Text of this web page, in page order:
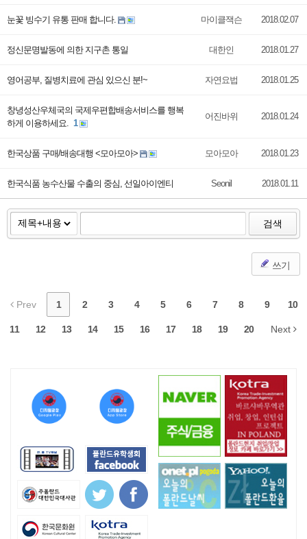
눈꽃 빙수기 유통 판매 합니다. 마이클잭슨 2018.02.07
정신문명발동에 의한 지구촌 통일 대한인 2018.01.27
영어공부, 질병치료에 관심 있으신 분!~ 자연요법 2018.01.25
창녕성산우체국의 국제우편합배송서비스를 행복
하게 이용하세요. 1
어진바위 2018.01.24
한국상품 구매/배송대행 <모아모아> 모아모아 2018.01.23
한국식품 농수산물 수출의 중심, 선일아이엔티 Seonil 2018.01.11
검색
쓰기
Prev 1 2 3 4 5 6 7 8 9 10
11 12 13 14 15 16 17 18 19 20 Next